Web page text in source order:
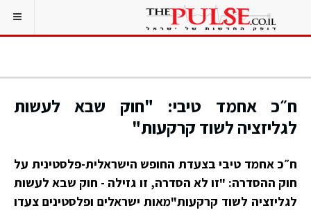
ח״כ אחמד טיבי: "חוק שבא לעשות
לגליזציה לשוד קרקעות"
ח״כ אחמד טיבי בצעדת החופש הישראלית-פלסטינית על
חוק ההסדרה: "זו לא הסדרה, זו גזילה - חוק שבא לעשות
לגליזציה לשוד קרקעות"מאות ישראלים ופלסטינים צעדו